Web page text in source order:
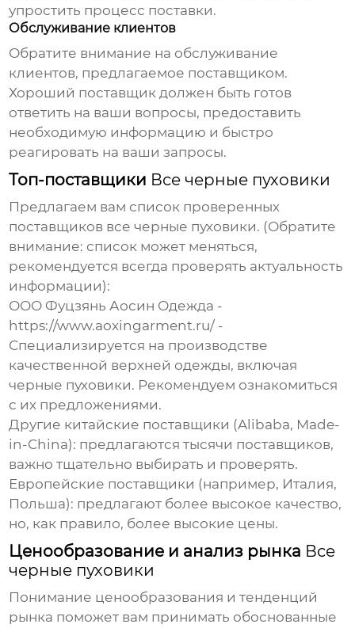
упростить процесс поставки.
Обслуживание клиентов
Обратите внимание на обслуживание
клиентов, предлагаемое поставщиком.
Хороший поставщик должен быть готов
ответить на ваши вопросы, предоставить
необходимую информацию и быстро
реагировать на ваши запросы.
Топ-поставщики Все черные пуховики
Предлагаем вам список проверенных
поставщиков все черные пуховики. (Обратите
внимание: список может меняться,
рекомендуется всегда проверять актуальность
информации):
ООО Фуцзянь Аосин Одежда -
https://www.aoxingarment.ru/ -
Специализируется на производстве
качественной верхней одежды, включая
черные пуховики. Рекомендуем ознакомиться
с их предложениями.
Другие китайские поставщики (Alibaba, Made-
in-China): предлагаются тысячи поставщиков,
важно тщательно выбирать и проверять.
Европейские поставщики (например, Италия,
Польша): предлагают более высокое качество,
но, как правило, более высокие цены.
Ценообразование и анализ рынка Все
черные пуховики
Понимание ценообразования и тенденций
рынка поможет вам принимать обоснованные